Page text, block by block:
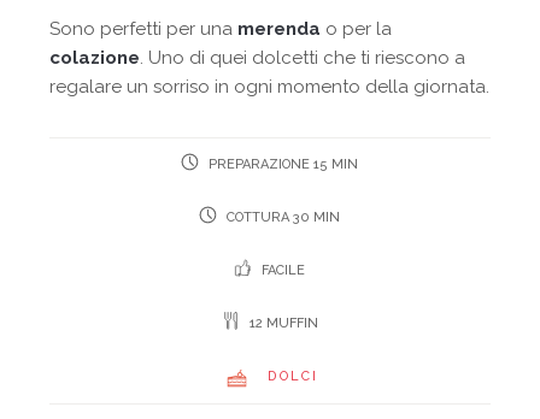
Sono perfetti per una merenda o per la
colazione. Uno di quei dolcetti che ti riescono a
regalare un sorriso in ogni momento della giornata.
PREPARAZIONE 15 MIN
COTTURA 30 MIN
FACILE
12 MUFFIN
DOLCI